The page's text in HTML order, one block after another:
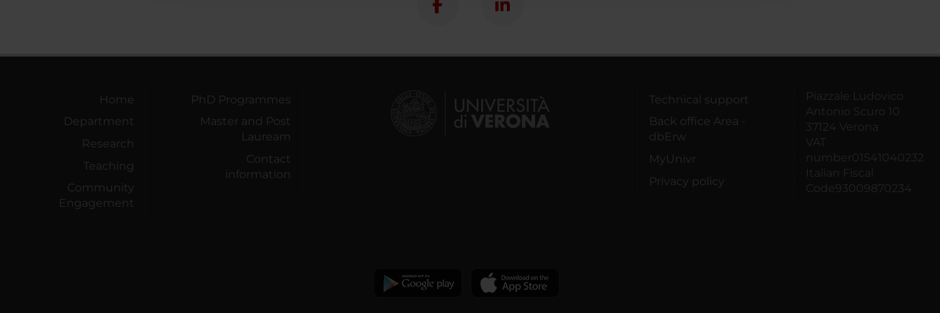
Home
Department
Research
Teaching
Community
Engagement
PhD Programmes
Master and Post
Lauream
Contact
information
Technical support
Back office Area -
dbErw
MyUnivr
Privacy policy
Piazzale Ludovico
Antonio Scuro 10
37124 Verona
VAT
number01541040232
Italian Fiscal
Code93009870234